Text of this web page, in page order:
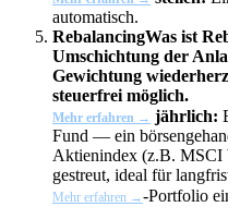
automatisch.
RebalancingWas ist
Umschichtung der
Gewichtung
steuerfrei möglich.
Mehr erfahren → jährlich:
Fund — ein
Aktienindex (z.B. MSCI
gestreut, ideal für
Mehr erfahren →-Portfolio